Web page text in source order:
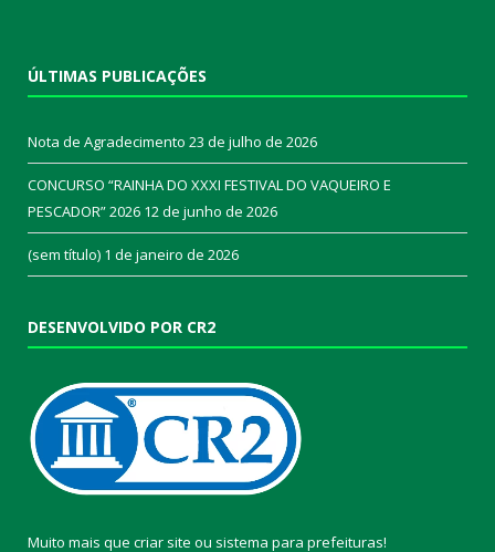
ÚLTIMAS PUBLICAÇÕES
Nota de Agradecimento 23 de julho de 2026
CONCURSO “RAINHA DO XXXI FESTIVAL DO VAQUEIRO E
PESCADOR” 2026 12 de junho de 2026
(sem título) 1 de janeiro de 2026
DESENVOLVIDO POR CR2
Muito mais que criar site ou sistema para prefeituras!